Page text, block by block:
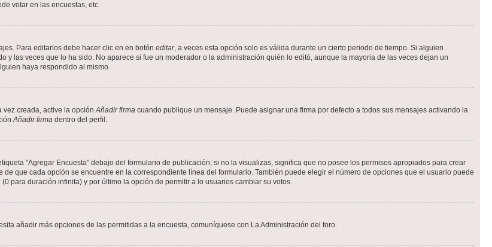
votar en las encuestas, etc.
Para editarlos debe hacer clic en en botón editar, a veces esta opción solo es válida durante un cierto periodo de tiempo. Si alguien
las veces que lo ha sido. No aparece si fue un moderador o la administración quién lo editó, aunque la mayoria de las veces dejan un
haya respondido al mismo.
vez creada, active la opciónAñadir firma cuando publique un mensaje. Puede asignar una firma por defecto a todos sus mensajes activando la
Añadir firma dentro del perfil.
"Agregar Encuesta" debajo del formulario de publicación; si no la visualizas, significa que no posee los permisos apropiados para crear
que cada opción se encuentre en la correspondiente línea del formulario. También puede elegir el número de opciones que el usuario puede
para duración infinita) y por último la opción de permitir a lo usuarios cambiar su votos.
añadir más opciones de las permitidas a la encuesta, comuníquese con La Administración del foro.